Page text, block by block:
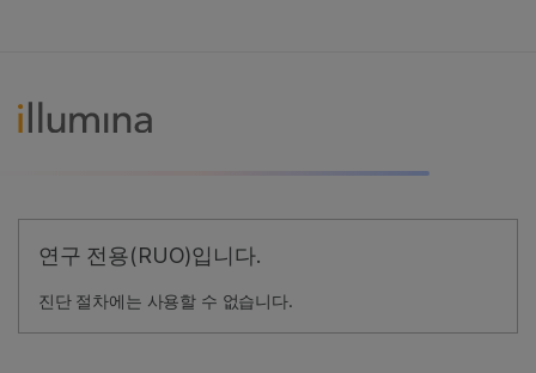
연구 전용(RUO)입니다.
진단 절차에는 사용할 수 없습니다.